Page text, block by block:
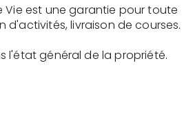
Vie est une garantie pour toute
livraison de courses.
l'état général de la propriété.